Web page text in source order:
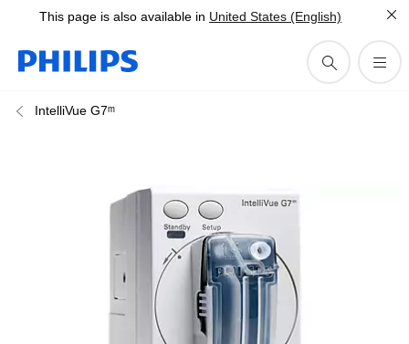
This page is also available in United States (English)
IntelliVue G7ᵐ